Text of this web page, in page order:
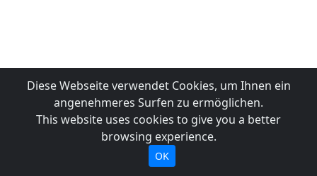
Diese Webseite verwendet Cookies, um Ihnen ein
angenehmeres Surfen zu ermöglichen.
This website uses cookies to give you a better
browsing experience.
OK